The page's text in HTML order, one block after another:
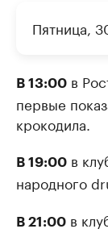
Пятница,
В 13:00 в
первые
крокодила.
В 19:00 в
народного
В 21:00 в